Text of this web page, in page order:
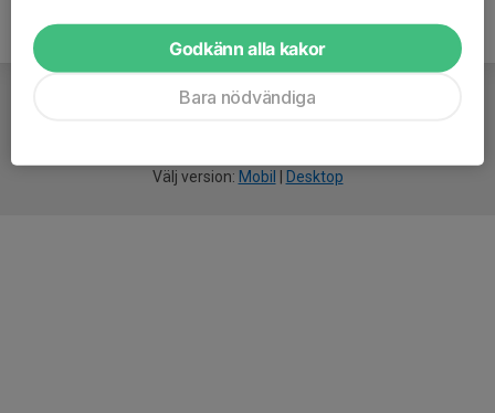
Välj version: Mobil Desktop
Godkänn alla kakor
Bara nödvändiga